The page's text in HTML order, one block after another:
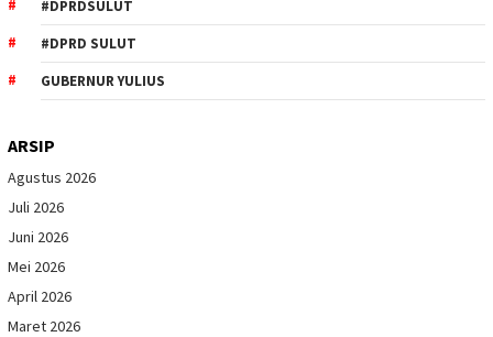
#DPRDSULUT
#DPRD SULUT
GUBERNUR YULIUS
ARSIP
Agustus 2026
Juli 2026
Juni 2026
Mei 2026
April 2026
Maret 2026